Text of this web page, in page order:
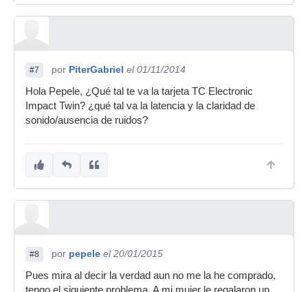
#7 por PiterGabriel el 01/11/2014
Hola Pepele, ¿Qué tal te va la tarjeta TC Electronic
Impact Twin? ¿qué tal va la latencia y la claridad de
sonido/ausencia de ruidos?
#8 por pepele el 20/01/2015
Pues mira al decir la verdad aun no me la he comprado,